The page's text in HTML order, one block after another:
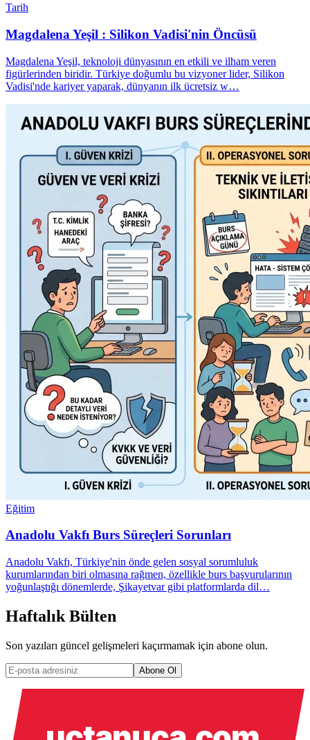
Tarih
Magdalena Yeşil : Silikon Vadisi'nin Öncüsü
Magdalena Yeşil, teknoloji dünyasının en etkili ve ilham veren
figürlerinden biridir. Türkiye doğumlu bu vizyoner lider, Silikon
Vadisi'nde kariyer yaparak, dünyanın ilk ücretsiz w…
Eğitim
Anadolu Vakfı Burs Süreçleri Sorunları
Anadolu Vakfı, Türkiye'nin önde gelen sosyal sorumluluk
kurumlarından biri olmasına rağmen, özellikle burs başvurularının
yoğunlaştığı dönemlerde, Şikayetvar gibi platformlarda dil…
Haftalık Bülten
Son yazıları güncel gelişmeleri kaçırmamak için abone olun.
Abone Ol